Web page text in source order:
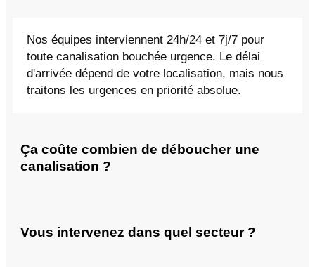
Nos équipes interviennent 24h/24 et 7j/7 pour
toute canalisation bouchée urgence. Le délai
d'arrivée dépend de votre localisation, mais nous
traitons les urgences en priorité absolue.
Ça coûte combien de déboucher une
canalisation ?
Vous intervenez dans quel secteur ?